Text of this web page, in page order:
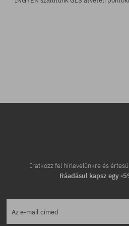
Iratkozz fel hírlevelünkre és
Ráadásul kapsz egy -
Az e-mail címed